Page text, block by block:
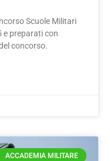
Scuole Militari
e preparati con
concorso.
ACCADEMIA MILITARE